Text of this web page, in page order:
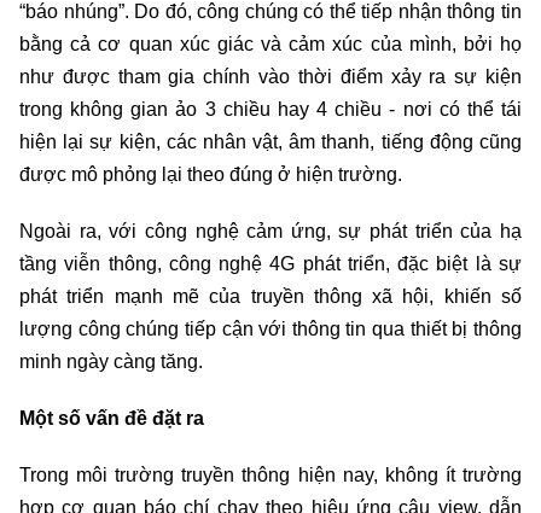
“báo nhúng”. Do đó, công chúng có thể tiếp nhận thông tin
bằng cả cơ quan xúc giác và cảm xúc của mình, bởi họ
như được tham gia chính vào thời điểm xảy ra sự kiện
trong không gian ảo 3 chiều hay 4 chiều - nơi có thể tái
hiện lại sự kiện, các nhân vật, âm thanh, tiếng động cũng
được mô phỏng lại theo đúng ở hiện trường.
Ngoài ra, với công nghệ cảm ứng, sự phát triển của hạ
tầng viễn thông, công nghệ 4G phát triển, đặc biệt là sự
phát triển mạnh mẽ của truyền thông xã hội, khiến số
lượng công chúng tiếp cận với thông tin qua thiết bị thông
minh ngày càng tăng.
Một số vấn đề đặt ra
Trong môi trường truyền thông hiện nay, không ít trường
hợp cơ quan báo chí chạy theo hiệu ứng câu view, dẫn